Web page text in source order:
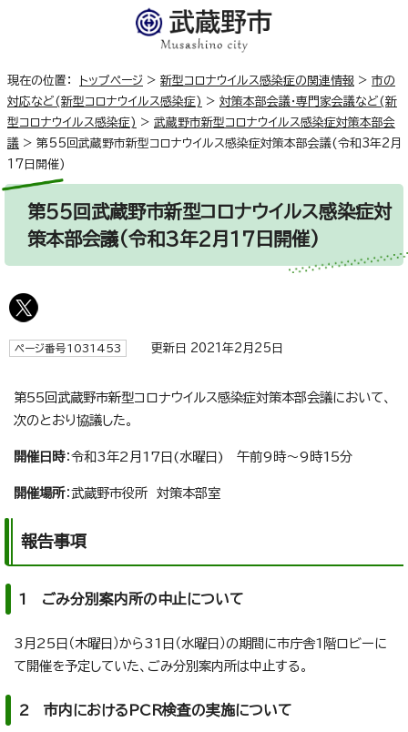
現在の位置： トップページ > 新型コロナウイルス感染症の関連情報 > 市の
対応など(新型コロナウイルス感染症) > 対策本部会議・専門家会議など(新
型コロナウイルス感染症) > 武蔵野市新型コロナウイルス感染症対策本部会
議 > 第55回武蔵野市新型コロナウイルス感染症対策本部会議(令和3年2月
17日開催)
第55回武蔵野市新型コロナウイルス感染症対
策本部会議(令和3年2月17日開催)
ページ番号1031453 更新日 2021年2月25日
第55回武蔵野市新型コロナウイルス感染症対策本部会議において、
次のとおり協議した。
開催日時：令和3年2月17日(水曜日) 午前9時～9時15分
開催場所：武蔵野市役所 対策本部室
報告事項
1 ごみ分別案内所の中止について
3月25日（木曜日）から31日（水曜日）の期間に市庁舎1階ロビーに
て開催を予定していた、ごみ分別案内所は中止する。
2 市内におけるPCR検査の実施について